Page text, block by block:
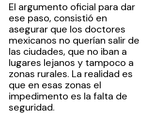
El argumento oficial para dar
ese paso, consistió en
asegurar que los doctores
mexicanos no querían salir de
las ciudades, que no iban a
lugares lejanos y tampoco a
zonas rurales. La realidad es
que en esas zonas el
impedimento es la falta de
seguridad.